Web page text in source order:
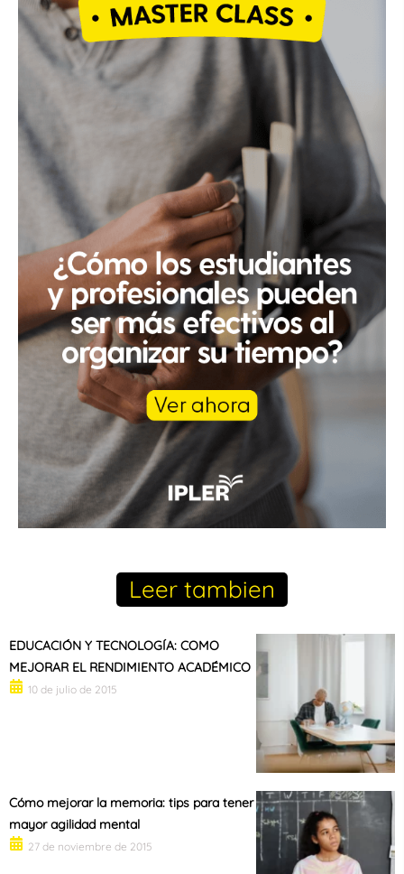
Leer tambien
EDUCACIÓN Y TECNOLOGÍA: COMO
MEJORAR EL RENDIMIENTO ACADÉMICO
10 de julio de 2015
Cómo mejorar la memoria: tips para tener
mayor agilidad mental
27 de noviembre de 2015